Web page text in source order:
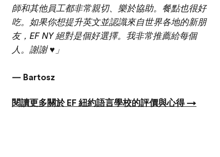
師和其他員工都非常親切、樂於協助。餐點也很好
吃。如果你想提升英文並認識來自世界各地的新朋
友，EF NY 絕對是個好選擇。我非常推薦給每個
人。謝謝 ♥️」
— Bartosz
閱讀更多關於 EF 紐約語言學校的評價與心得 →